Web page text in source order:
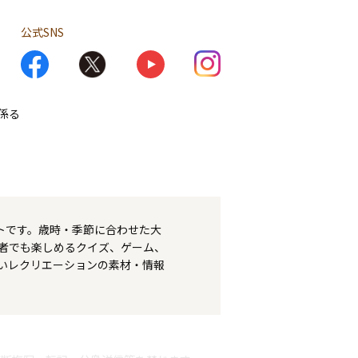
る
公式SNS
す。歳時・季節に合わせた大
も楽しめるクイズ、ゲーム、
レクリエーションの素材・情報